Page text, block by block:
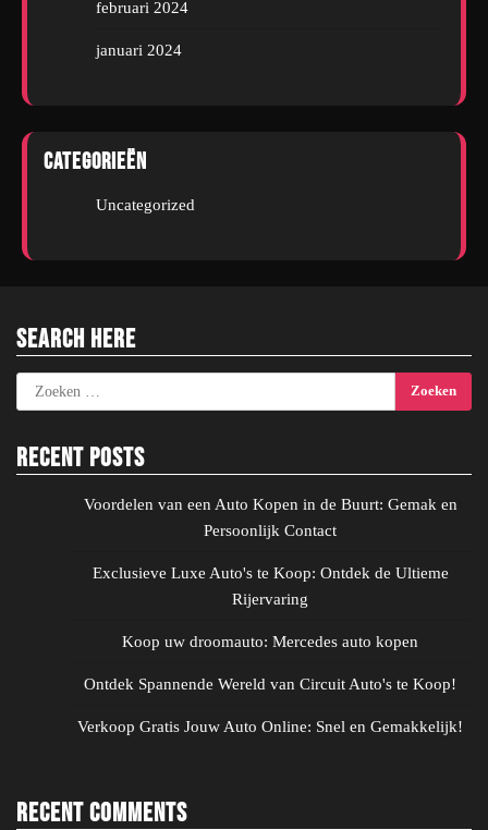
februari 2024
januari 2024
Categorieën
Uncategorized
Search Here
Zoeken
naar:
Recent Posts
Voordelen van een Auto Kopen in de Buurt: Gemak en
Persoonlijk Contact
Exclusieve Luxe Auto's te Koop: Ontdek de Ultieme
Rijervaring
Koop uw droomauto: Mercedes auto kopen
Ontdek Spannende Wereld van Circuit Auto's te Koop!
Verkoop Gratis Jouw Auto Online: Snel en Gemakkelijk!
Recent Comments